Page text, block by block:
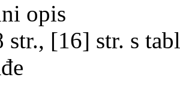
opis
[16] str. s